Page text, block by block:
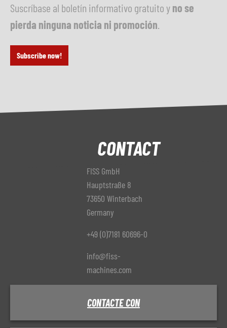
Suscríbase al boletín informativo gratuito yno se
pierda ninguna noticia ni promoción
Subscribe now!
CONTACT
FISS GmbH
Hauptstraße 8
73650 Winterbach
Germany
+49 (0)7181 60696-0
info@fiss-
machines.com
CONTACTE CON